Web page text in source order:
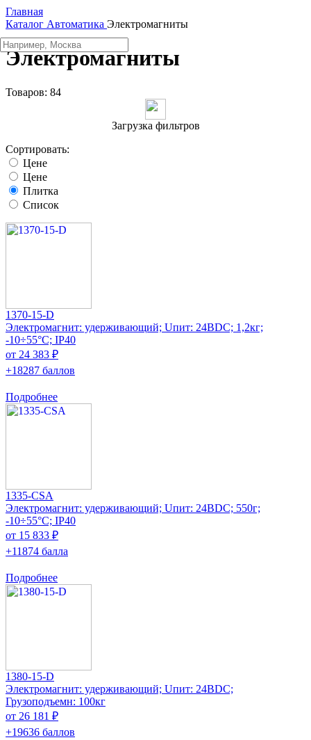
Главная
Каталог Автоматика Электромагниты
Электромагниты
Товаров: 84
Загрузка фильтров
Сортировать:
Цене
Цене
Плитка
Список
1370-15-D
Электромагнит: удерживающий; Uпит: 24ВDC; 1,2кг;
-10÷55°C; IP40
от 24 383 ₽
+18287 баллов
Подробнее
1335-CSA
Электромагнит: удерживающий; Uпит: 24ВDC; 550г;
-10÷55°C; IP40
от 15 833 ₽
+11874 балла
Подробнее
1380-15-D
Электромагнит: удерживающий; Uпит: 24ВDC;
Грузоподъемн: 100кг
от 26 181 ₽
+19636 баллов